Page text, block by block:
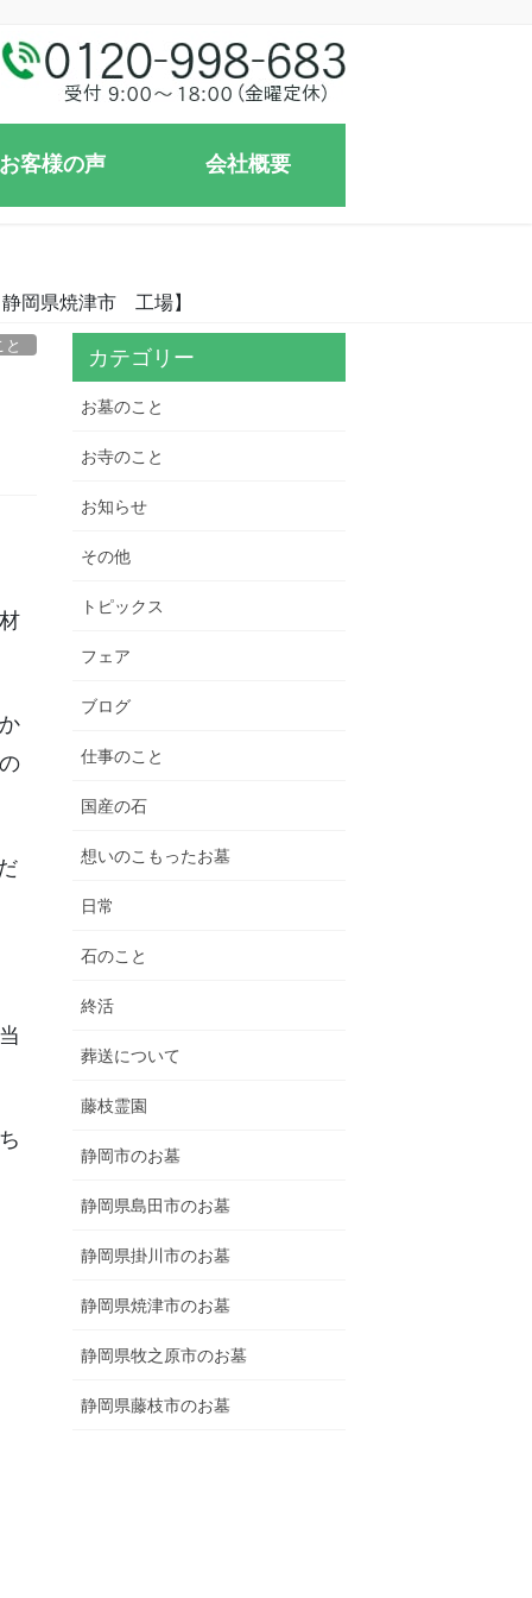
お客様の声 会社概要
岡県焼津市 工場】
と
カテゴリー
お墓のこと
お寺のこと
お知らせ
その他
トピックス
フェア
ブログ
仕事のこと
国産の石
想いのこもったお墓
日常
石のこと
終活
葬送について
藤枝霊園
静岡市のお墓
静岡県島田市のお墓
静岡県掛川市のお墓
静岡県焼津市のお墓
静岡県牧之原市のお墓
静岡県藤枝市のお墓